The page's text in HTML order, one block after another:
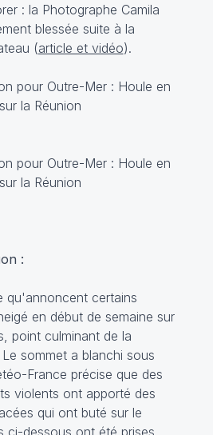
: la Photographe Camila
blessée suite à la
(article et vidéo).
:
qu'annoncent certains
en début de semaine sur
point culminant de la
sommet a blanchi sous
France précise que des
violents ont apporté des
qui ont buté sur le